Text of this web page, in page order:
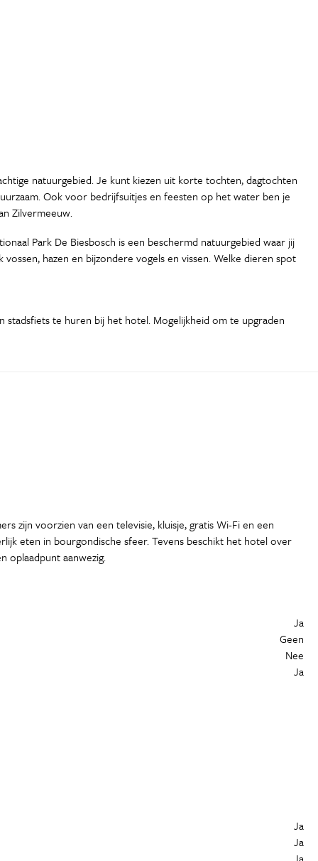
natuurgebied. Je kunt kiezen uit korte tochten, dagtochten
Ook voor bedrijfsuitjes en feesten op het water ben je
Zilvermeeuw.
Park De Biesbosch is een beschermd natuurgebied waar jij
hazen en bijzondere vogels en vissen. Welke dieren spot
stadsfiets te huren bij het hotel. Mogelijkheid om te upgraden
zijn voorzien van een televisie, kluisje, gratis Wi-Fi en een
eten in bourgondische sfeer. Tevens beschikt het hotel over
oplaadpunt aanwezig.
Ja
Geen
Nee
Ja
Ja
Ja